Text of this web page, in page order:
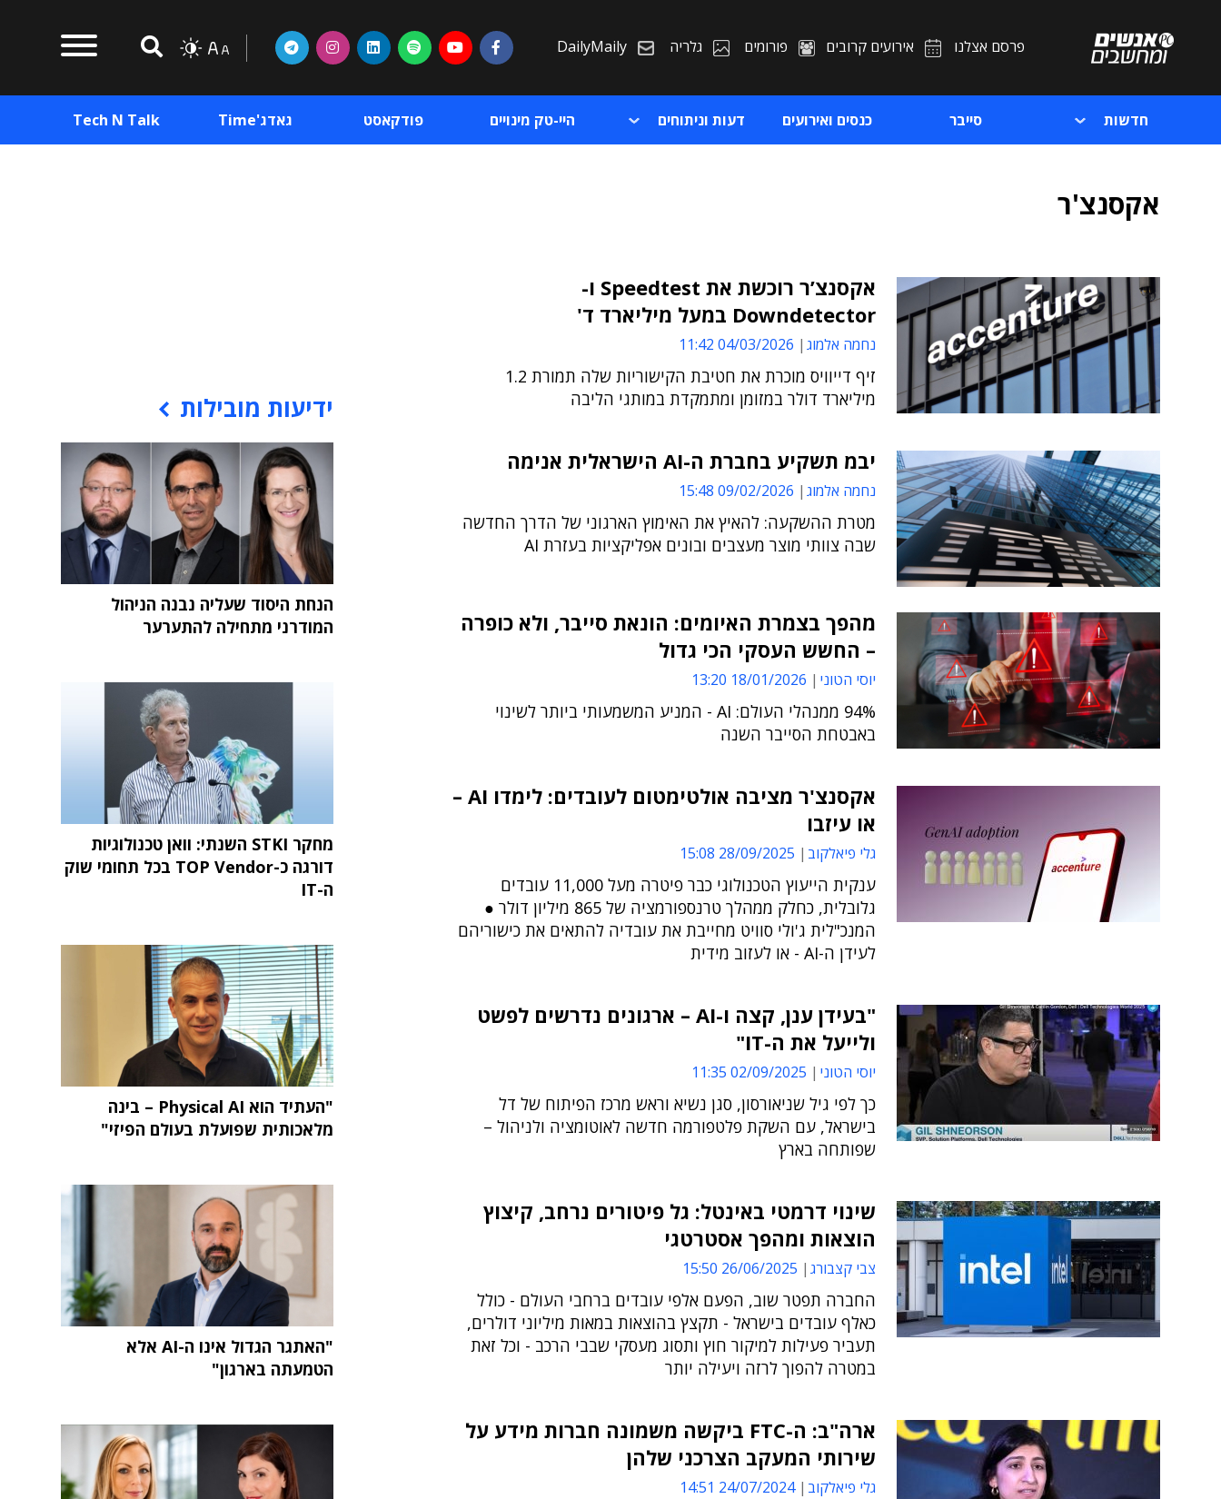
פרסם אצלנו אירועים קרובים פורומים גלריה DailyMaily
חדשות סייבר כנסים ואירועים דעות וניתוחים היי-טק מינויים פודקאסט גאדג'Time Tech N Talk
אקסנצ'ר
אקסנצ’ר רוכשת את Speedtest ו-
Downdetector במעל מיליארד ד'
נחמה אלמוג 04/03/2026 11:42
זיף דייוויס מוכרת את חטיבת הקישוריות שלה תמורת 1.2
מיליארד דולר במזומן ומתמקדת במותגי הליבה
יבמ תשקיע בחברת ה-AI הישראלית אנימה
נחמה אלמוג 09/02/2026 15:48
מטרת ההשקעה: להאיץ את האימוץ הארגוני של הדרך החדשה
שבה צוותי מוצר מעצבים ובונים אפליקציות בעזרת AI
מהפך בצמרת האיומים: הונאת סייבר, ולא כופרה
– החשש העסקי הכי גדול
יוסי הטוני 18/01/2026 13:20
94% ממנהלי העולם: AI - המניע המשמעותי ביותר לשינוי
באבטחת הסייבר השנה
אקסנצ'ר מציבה אולטימטום לעובדים: לימדו AI –
או עיזבו
גלי פיאלקוב 28/09/2025 15:08
ענקית הייעוץ הטכנולוגי כבר פיטרה מעל 11,000 עובדים
גלובלית, כחלק ממהלך טרנספורמציה של 865 מיליון דולר ●
המנכ"לית ג'ולי סוויט מחייבת את עובדיה להתאים את כישוריהם
לעידן ה-AI - או לעזוב מידית
"בעידן ענן, קצה ו-AI – ארגונים נדרשים לפשט
ולייעל את ה-IT"
יוסי הטוני 02/09/2025 11:35
כך לפי גיל שניאורסון, סגן נשיא וראש מרכז הפיתוח של דל
בישראל, עם השקת פלטפורמה חדשה לאוטומציה ולניהול –
שפותחה בארץ
שינוי דרמטי באינטל: גל פיטורים נרחב, קיצוץ
הוצאות ומהפך אסטרטגי
צבי קצבורג 26/06/2025 15:50
החברה תפטר שוב, הפעם אלפי עובדים ברחבי העולם - כולל
כאלף עובדים בישראל - תקצץ בהוצאות במאות מיליוני דולרים,
תעביר פעילות למיקור חוץ ותסוג מעסקי שבבי הרכב - וכל זאת
במטרה להפוך לרזה ויעילה יותר
ארה"ב: ה-FTC ביקשה משמונה חברות מידע על
שירותי המעקב הצרכני שלהן
גלי פיאלקוב 24/07/2024 14:51
ידיעות מובילות
הנחת היסוד שעליה נבנה הניהול
המודרני מתחילה להתערער
מחקר STKI השנתי: וואן טכנולוגיות
דורגה כ-TOP Vendor בכל תחומי שוק
ה-IT
"העתיד הוא Physical AI – בינה
מלאכותית שפועלת בעולם הפיזי"
"האתגר הגדול אינו ה-AI אלא
הטמעתה בארגון"